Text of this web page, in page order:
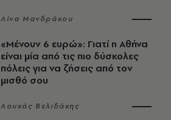
Λίνα Μανδράκου
«Μένουν 6 ευρώ»: Γιατί η Αθήνα
είναι μία από τις πιο δύσκολες
πόλεις για να ζήσεις από τον
μισθό σου
Λουκάς Βελιδάκης